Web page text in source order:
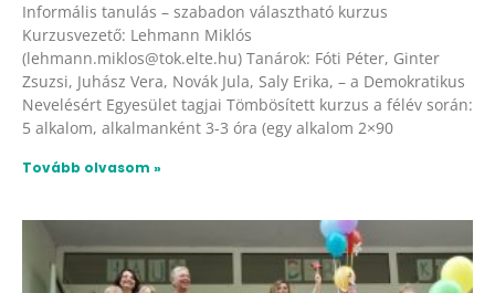
Informális tanulás – szabadon választható kurzus
Kurzusvezető: Lehmann Miklós
(lehmann.miklos@tok.elte.hu) Tanárok: Fóti Péter, Ginter
Zsuzsi, Juhász Vera, Novák Jula, Saly Erika, – a Demokratikus
Nevelésért Egyesület tagjai Tömbösített kurzus a félév során:
5 alkalom, alkalmanként 3-3 óra (egy alkalom 2×90
Tovább olvasom »